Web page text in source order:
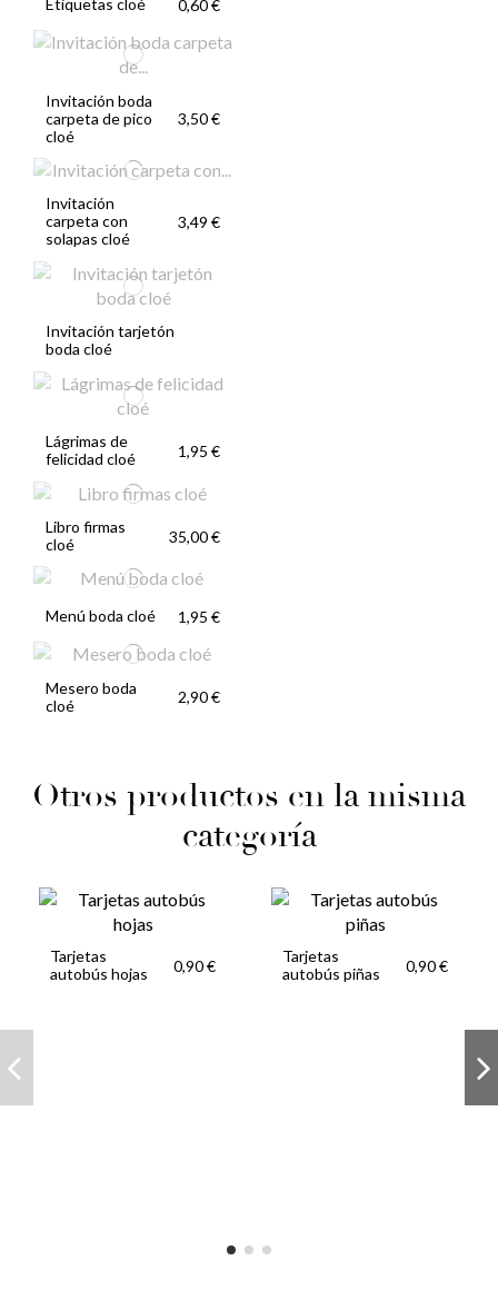
Etiquetas cloé 0,60 €
Invitación boda
carpeta de pico
cloé
3,50 €
Invitación
carpeta con
solapas cloé
3,49 €
Invitación tarjetón
boda cloé
Lágrimas de
felicidad cloé
1,95 €
Libro firmas
cloé
35,00 €
Menú boda cloé 1,95 €
Mesero boda
cloé
2,90 €
Otros productos en la misma
categoría
Tarjetas
autobús hojas
0,90 €
Tarjetas
autobús piñas
0,90 €